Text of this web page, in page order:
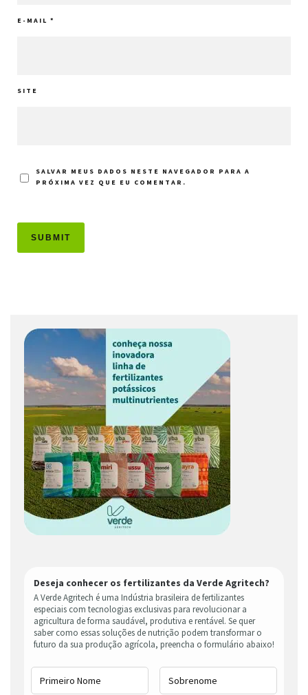
E-MAIL *
SITE
SALVAR MEUS DADOS NESTE NAVEGADOR PARA A
PRÓXIMA VEZ QUE EU COMENTAR.
Deseja conhecer os fertilizantes da Verde Agritech?
A Verde Agritech é uma Indústria brasileira de fertilizantes
especiais com tecnologias exclusivas para revolucionar a
agricultura de forma saudável, produtiva e rentável. Se quer
saber como essas soluções de nutrição podem transformar o
futuro da sua produção agrícola, preencha o formulário abaixo!